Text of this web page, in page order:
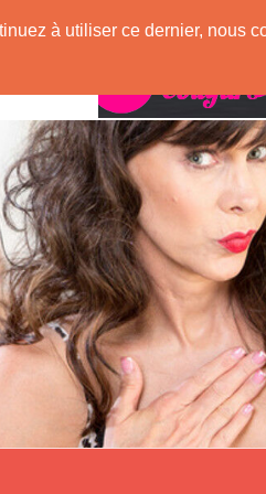
à utiliser ce dernier, nous